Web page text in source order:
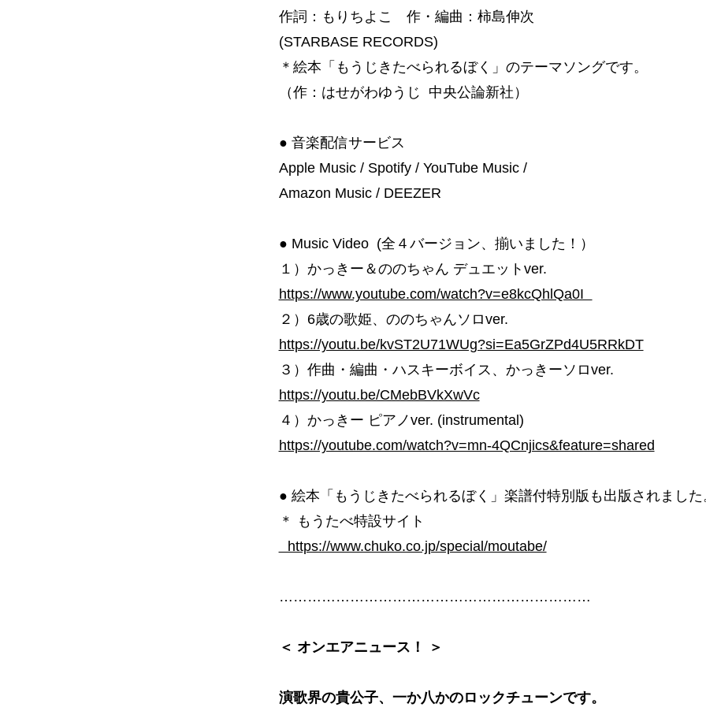
作詞：もりちよこ 作・編曲：柿島伸次
(STARBASE RECORDS)
＊絵本「もうじきたべられるぼく」のテーマソングです。
（作：はせがわゆうじ 中央公論新社）
● 音楽配信サービス
Apple Music / Spotify / YouTube Music /
Amazon Music / DEEZER
● Music Video (全４バージョン、揃いました！）
１）かっきー＆ののちゃん デュエットver.
https://www.youtube.com/watch?v=e8kcQhlQa0I
２）6歳の歌姫、ののちゃんソロver.
https://youtu.be/kvST2U71WUg?si=Ea5GrZPd4U5RRkDT
３）作曲・編曲・ハスキーボイス、かっきーソロver.
https://youtu.be/CMebBVkXwVc
４）かっきー ピアノver. (instrumental)
https://youtube.com/watch?v=mn-4QCnjics&feature=shared
● 絵本「もうじきたべられるぼく」楽譜付特別版も出版されました
＊ もうたべ特設サイト
https://www.chuko.co.jp/special/moutabe/
…………………………………………………………
＜ オンエアニュース！ ＞
演歌界の貴公子、一か八かのロックチューンです。